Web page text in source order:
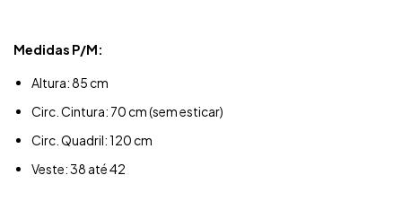
Medidas P/M:
Altura: 85 cm
Circ. Cintura: 70 cm (sem esticar)
Circ. Quadril: 120 cm
Veste: 38 até 42